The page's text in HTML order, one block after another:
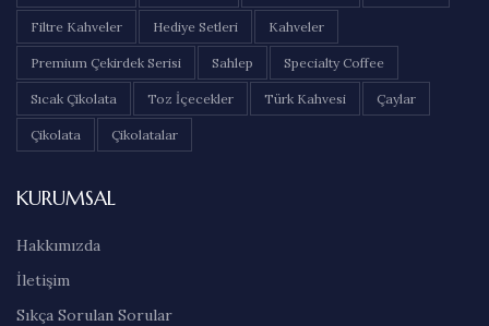
Filtre Kahveler Hediye Setleri Kahveler
Premium Çekirdek Serisi Sahlep Specialty Coffee
Sıcak Çikolata Toz İçecekler Türk Kahvesi Çaylar
Çikolata Çikolatalar
KURUMSAL
Hakkımızda
İletişim
Sıkça Sorulan Sorular